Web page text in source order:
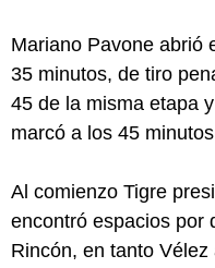
Mariano Pavone abrió
35 minutos, de tiro
45 de la misma etapa
marcó a los 45
Al comienzo Tigre
encontró espacios por
Rincón, en tanto